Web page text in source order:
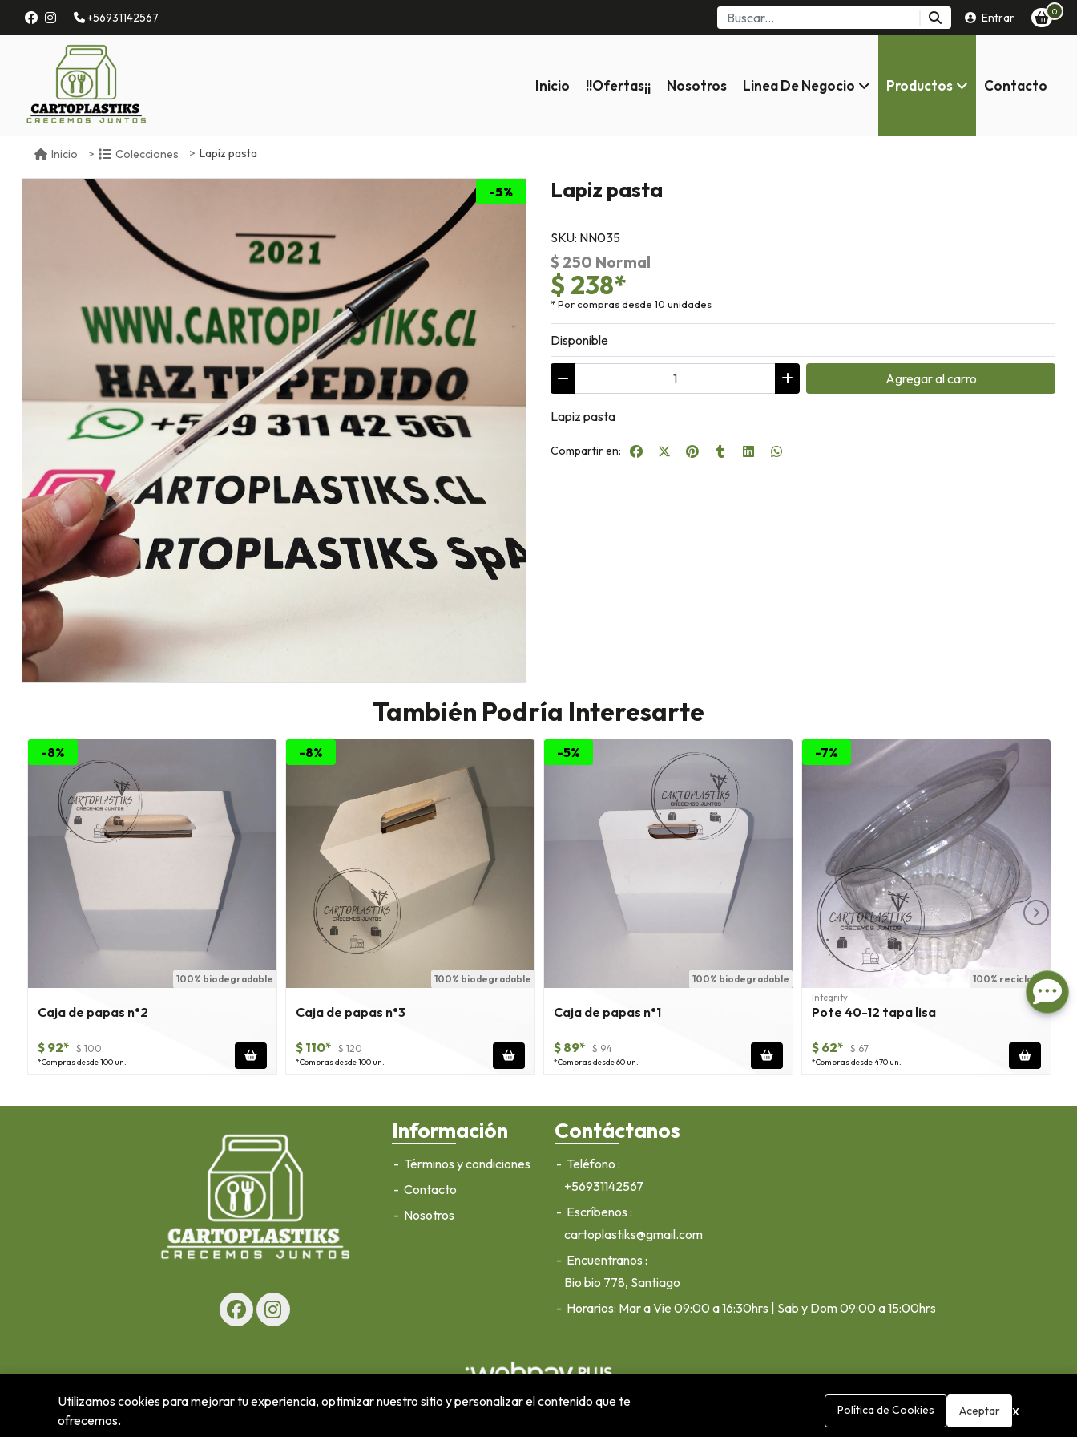
+56931142567 Entrar 0
Inicio !!ofertas¡¡ Nosotros Linea De Negocio Productos Contacto
Inicio Colecciones Lapiz pasta
-5% Lapiz pasta
SKU: NN035
$ 250 Normal
$ 238*
* Por compras desde 10 unidades
Disponible
Agregaral carro
Lapiz pasta
Compartir en:
También Podría Interesarte
-8%
100% biodegradable
Caja de papas n°2
$ 92* $ 100
*Compras desde 100 un.
-8%
100% biodegradable
Caja de papas n°3
$ 110* $ 120
*Compras desde 100 un.
-5%
100% biodegradable
Caja de papas n°1
$ 89* $ 94
*Compras desde 60 un.
-7%
100% reciclable
Integrity
Pote 40-12 tapa lisa
$ 62* $ 67
*Compras desde 470 un.
Información
Términos y condiciones
Contacto
Nosotros
Contáctanos
Teléfono
+56931142567
Escríbenos
cartoplastiks@gmail.com
Encuentranos
Bio bio 778, Santiago
Horarios: Mar a Vie 09:00 a 16:30hrs | Sab y Dom 09:00 a 15:00hrs
Utilizamos cookies para mejorar tu experiencia, optimizar nuestro sitio y personalizar el contenido que te
ofrecemos.
Política de Cookies Aceptar x